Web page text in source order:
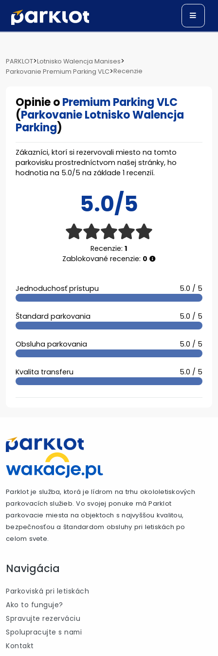
PARKLOT>Lotnisko Walencja Manises>
Parkovanie Premium Parking VLC>Recenzie
Opinie oPremium Parking VLC
(Parkovanie Lotnisko Walencja
Parking)
Zákazníci, ktorí si rezervovali miesto na tomto
parkovisku prostredníctvom našej stránky, ho
hodnotia na 5.0/5 na základe 1 recenzií.
5.0/5
Recenzie: 1
Zablokované recenzie: 0
Jednoduchosť prístupu 5.0 / 5
Štandard parkovania 5.0 / 5
Obsluha parkovania 5.0 / 5
Kvalita transferu 5.0 / 5
Parklot je služba, ktorá je lídrom na trhu okololetiskových
parkovacích služieb. Vo svojej ponuke má Parklot
parkovacie miesta na objektoch s najvyššou kvalitou,
bezpečnosťou a štandardom obsluhy pri letiskách po
celom svete.
Navigácia
Parkoviská pri letiskách
Ako to funguje?
Spravujte rezerváciu
Spolupracujte s nami
Kontakt